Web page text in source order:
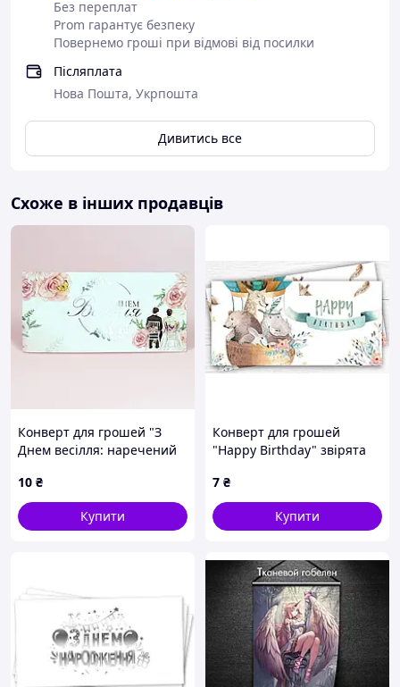
Без переплат
Prom гарантує безпеку
Повернемо гроші при відмові від посилки
Післяплата
Нова Пошта, Укрпошта
Дивитись все
Схоже в інших продавців
Конверт для грошей "З
Днем весілля: наречений
10 ₴
Купити
Конверт для грошей
"Happy Birthday" звірята
7 ₴
Купити